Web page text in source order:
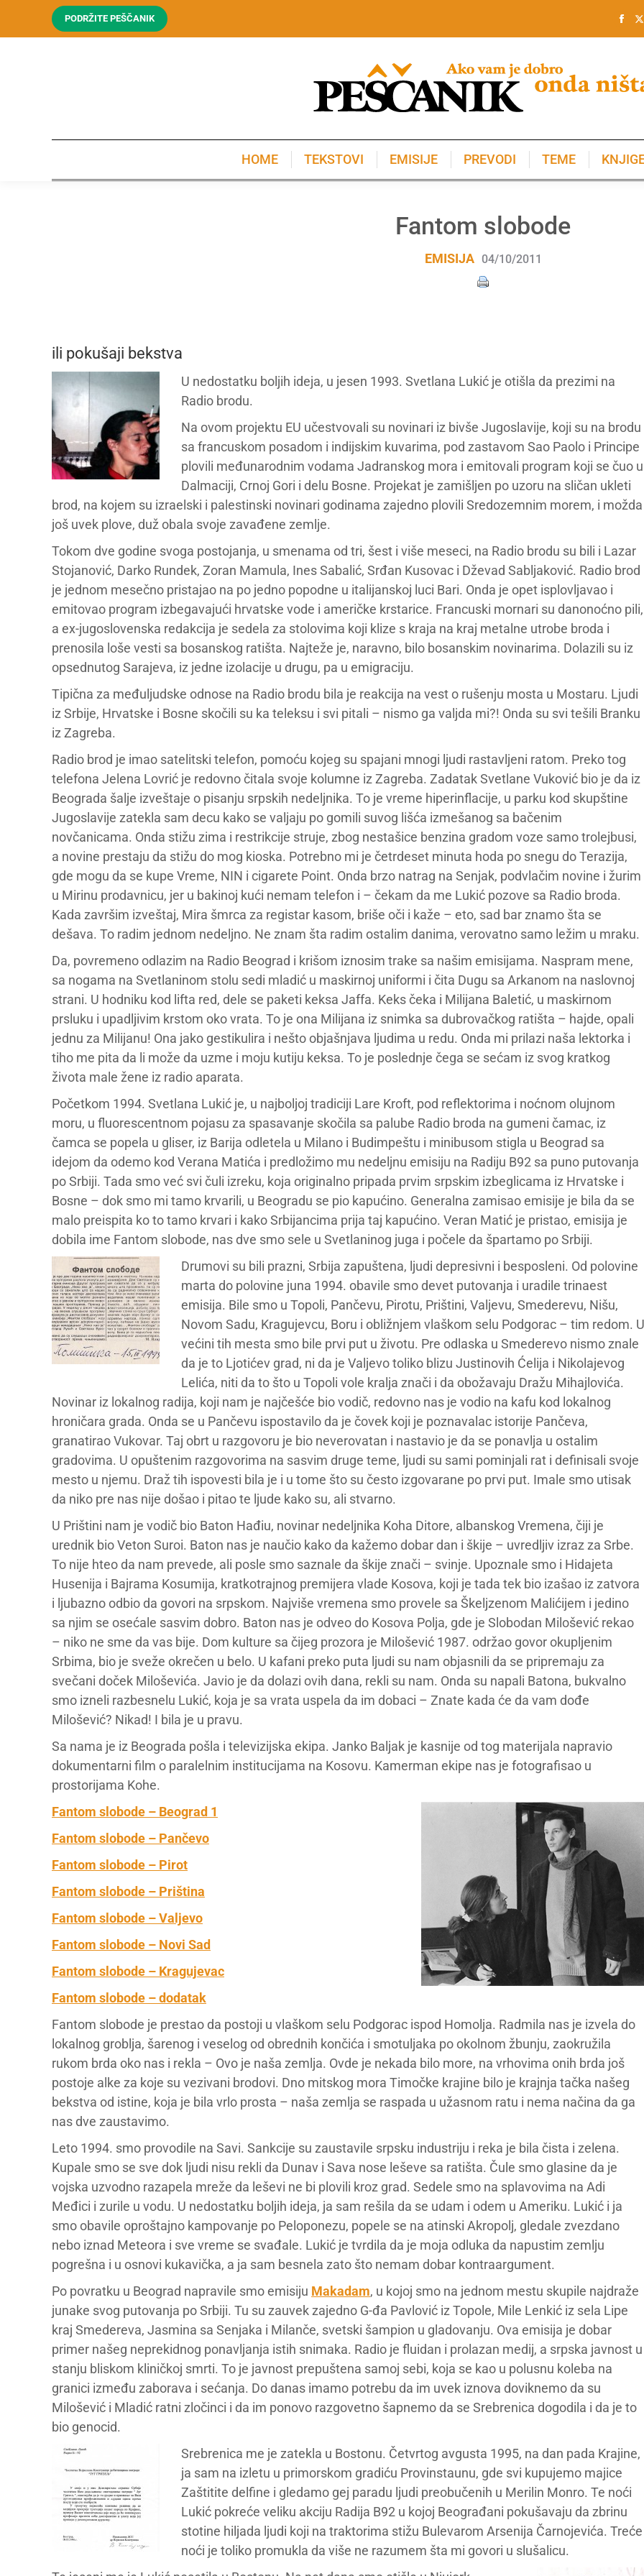
PODRŽITE PEŠČANIK
HOME TEKSTOVI EMISIJE PREVODI TEME
Fantom slobode
EMISIJA 04/10/2011
ili pokušaji bekstva
U nedostatku boljih ideja, u jesen 1993. Svetlana Lukić je otišla da prezimi na
Radio brodu.
Na ovom projektu EU učestvovali su novinari iz bivše Jugoslavije, koji su na brodu
sa francuskom posadom i indijskim kuvarima, pod zastavom Sao Paolo i Principe
plovili međunarodnim vodama Jadranskog mora i emitovali program koji se čuo u
Dalmaciji, Crnoj Gori i delu Bosne. Projekat je zamišljen po uzoru na sličan ukleti
brod, na kojem su izraelski i palestinski novinari godinama zajedno plovili Sredozemnim morem, i možda
još uvek plove, duž obala svoje zavađene zemlje.
Tokom dve godine svoga postojanja, u smenama od tri, šest i više meseci, na Radio brodu su bili i Lazar
Stojanović, Darko Rundek, Zoran Mamula, Ines Sabalić, Srđan Kusovac i Dževad Sabljaković. Radio brod
je jednom mesečno pristajao na po jedno popodne u italijanskoj luci Bari. Onda je opet isplovljavao i
emitovao program izbegavajući hrvatske vode i američke krstarice. Francuski mornari su danonoćno pili,
a ex-jugoslovenska redakcija je sedela za stolovima koji klize s kraja na kraj metalne utrobe broda i
prenosila loše vesti sa bosanskog ratišta. Najteže je, naravno, bilo bosanskim novinarima. Dolazili su iz
opsednutog Sarajeva, iz jedne izolacije u drugu, pa u emigraciju.
Tipična za međuljudske odnose na Radio brodu bila je reakcija na vest o rušenju mosta u Mostaru. Ljudi
iz Srbije, Hrvatske i Bosne skočili su ka teleksu i svi pitali – nismo ga valjda mi?! Onda su svi tešili Branku
iz Zagreba.
Radio brod je imao satelitski telefon, pomoću kojeg su spajani mnogi ljudi rastavljeni ratom. Preko tog
telefona Jelena Lovrić je redovno čitala svoje kolumne iz Zagreba. Zadatak Svetlane Vuković bio je da iz
Beograda šalje izveštaje o pisanju srpskih nedeljnika. To je vreme hiperinflacije, u parku kod skupštine
Jugoslavije zatekla sam decu kako se valjaju po gomili suvog lišća izmešanog sa bačenim
novčanicama. Onda stižu zima i restrikcije struje, zbog nestašice benzina gradom voze samo trolejbusi,
a novine prestaju da stižu do mog kioska. Potrebno mi je četrdeset minuta hoda po snegu do Terazija,
gde mogu da se kupe Vreme, NIN i cigarete Point. Onda brzo natrag na Senjak, podvlačim novine i žurim
u Mirinu prodavnicu, jer u bakinoj kući nemam telefon i – čekam da me Lukić pozove sa Radio broda.
Kada završim izveštaj, Mira šmrca za registar kasom, briše oči i kaže – eto, sad bar znamo šta se
dešava. To radim jednom nedeljno. Ne znam šta radim ostalim danima, verovatno samo ležim u mraku.
Da, povremeno odlazim na Radio Beograd i krišom iznosim trake sa našim emisijama. Naspram mene,
sa nogama na Svetlaninom stolu sedi mladić u maskirnoj uniformi i čita Dugu sa Arkanom na naslovnoj
strani. U hodniku kod lifta red, dele se paketi keksa Jaffa. Keks čeka i Milijana Baletić, u maskirnom
prsluku i upadljivim krstom oko vrata. To je ona Milijana iz snimka sa dubrovačkog ratišta – hajde, opali
jednu za Milijanu! Ona jako gestikulira i nešto objašnjava ljudima u redu. Onda mi prilazi naša lektorka i
tiho me pita da li može da uzme i moju kutiju keksa. To je poslednje čega se sećam iz svog kratkog
života male žene iz radio aparata.
Početkom 1994. Svetlana Lukić je, u najboljoj tradiciji Lare Kroft, pod reflektorima i noćnom olujnom
moru, u fluorescentnom pojasu za spasavanje skočila sa palube Radio broda na gumeni čamac, iz
čamca se popela u gliser, iz Barija odletela u Milano i Budimpeštu i minibusom stigla u Beograd sa
idejom da odemo kod Verana Matića i predložimo mu nedeljnu emisiju na Radiju B92 sa puno putovanja
po Srbiji. Tada smo već svi čuli izreku, koja originalno pripada prvim srpskim izbeglicama iz Hrvatske i
Bosne – dok smo mi tamo krvarili, u Beogradu se pio kapućino. Generalna zamisao emisije je bila da se
malo preispita ko to tamo krvari i kako Srbijancima prija taj kapućino. Veran Matić je pristao, emisija je
dobila ime Fantom slobode, nas dve smo sele u Svetlaninog juga i počele da špartamo po Srbiji.
Drumovi su bili prazni, Srbija zapuštena, ljudi depresivni i besposleni. Od polovine
marta do polovine juna 1994. obavile smo devet putovanja i uradile trinaest
emisija. Bile smo u Topoli, Pančevu, Pirotu, Prištini, Valjevu, Smederevu, Nišu,
Novom Sadu, Kragujevcu, Boru i obližnjem vlaškom selu Podgorac – tim redom. U
većini tih mesta smo bile prvi put u životu. Pre odlaska u Smederevo nismo znale
da je to Ljotićev grad, ni da je Valjevo toliko blizu Justinovih Ćelija i Nikolajevog
Lelića, niti da to što u Topoli vole kralja znači i da obožavaju Dražu Mihajlovića.
Novinar iz lokalnog radija, koji nam je najčešće bio vodič, redovno nas je vodio na kafu kod lokalnog
hroničara grada. Onda se u Pančevu ispostavilo da je čovek koji je poznavalac istorije Pančeva,
granatirao Vukovar. Taj obrt u razgovoru je bio neverovatan i nastavio je da se ponavlja u ostalim
gradovima. U opuštenim razgovorima na sasvim druge teme, ljudi su sami pominjali rat i definisali svoje
mesto u njemu. Draž tih ispovesti bila je i u tome što su često izgovarane po prvi put. Imale smo utisak
da niko pre nas nije došao i pitao te ljude kako su, ali stvarno.
U Prištini nam je vodič bio Baton Hađiu, novinar nedeljnika Koha Ditore, albanskog Vremena, čiji je
urednik bio Veton Suroi. Baton nas je naučio kako da kažemo dobar dan i škije – uvredljiv izraz za Srbe.
To nije hteo da nam prevede, ali posle smo saznale da škije znači – svinje. Upoznale smo i Hidajeta
Husenija i Bajrama Kosumija, kratkotrajnog premijera vlade Kosova, koji je tada tek bio izašao iz zatvora
i ljubazno odbio da govori na srpskom. Najviše vremena smo provele sa Škeljzenom Malićijem i jedino
sa njim se osećale sasvim dobro. Baton nas je odveo do Kosova Polja, gde je Slobodan Milošević rekao
– niko ne sme da vas bije. Dom kulture sa čijeg prozora je Milošević 1987. održao govor okupljenim
Srbima, bio je sveže okrečen u belo. U kafani preko puta ljudi su nam objasnili da se pripremaju za
svečani doček Miloševića. Javio je da dolazi ovih dana, rekli su nam. Onda su napali Batona, bukvalno
smo izneli razbesnelu Lukić, koja je sa vrata uspela da im dobaci – Znate kada će da vam dođe
Milošević? Nikad! I bila je u pravu.
Sa nama je iz Beograda pošla i televizijska ekipa. Janko Baljak je kasnije od tog materijala napravio
dokumentarni film o paralelnim institucijama na Kosovu. Kamerman ekipe nas je fotografisao u
prostorijama Kohe.
Fantom slobode – Beograd 1
Fantom slobode – Pančevo
Fantom slobode – Pirot
Fantom slobode – Priština
Fantom slobode – Valjevo
Fantom slobode – Novi Sad
Fantom slobode – Kragujevac
Fantom slobode – dodatak
Fantom slobode je prestao da postoji u vlaškom selu Podgorac ispod Homolja. Radmila nas je izvela do
lokalnog groblja, šarenog i veselog od obrednih končića i smotuljaka po okolnom žbunju, zaokružila
rukom brda oko nas i rekla – Ovo je naša zemlja. Ovde je nekada bilo more, na vrhovima onih brda još
postoje alke za koje su vezivani brodovi. Dno mitskog mora Timočke krajine bilo je krajnja tačka našeg
bekstva od istine, koja je bila vrlo prosta – naša zemlja se raspada u užasnom ratu i nema načina da ga
nas dve zaustavimo.
Leto 1994. smo provodile na Savi. Sankcije su zaustavile srpsku industriju i reka je bila čista i zelena.
Kupale smo se sve dok ljudi nisu rekli da Dunav i Sava nose leševe sa ratišta. Čule smo glasine da je
vojska uzvodno razapela mreže da leševi ne bi plovili kroz grad. Sedele smo na splavovima na Adi
Međici i zurile u vodu. U nedostatku boljih ideja, ja sam rešila da se udam i odem u Ameriku. Lukić i ja
smo obavile oproštajno kampovanje po Peloponezu, popele se na atinski Akropolj, gledale zvezdano
nebo iznad Meteora i sve vreme se svađale. Lukić je tvrdila da je moja odluka da napustim zemlju
pogrešna i u osnovi kukavička, a ja sam besnela zato što nemam dobar kontraargument.
Po povratku u Beograd napravile smo emisiju Makadam, u kojoj smo na jednom mestu skupile najdraže
junake svog putovanja po Srbiji. Tu su zauvek zajedno G-đa Pavlović iz Topole, Mile Lenkić iz sela Lipe
kraj Smedereva, Jasmina sa Senjaka i Milanče, svetski šampion u gladovanju. Ova emisija je dobar
primer našeg neprekidnog ponavljanja istih snimaka. Radio je fluidan i prolazan medij, a srpska javnost u
stanju bliskom kliničkoj smrti. To je javnost prepuštena samoj sebi, koja se kao u polusnu koleba na
granici između zaborava i sećanja. Do danas imamo potrebu da im uvek iznova doviknemo da su
Milošević i Mladić ratni zločinci i da im ponovo razgovetno šapnemo da se Srebrenica dogodila i da je to
bio genocid.
Srebrenica me je zatekla u Bostonu. Četvrtog avgusta 1995, na dan pada Krajine,
ja sam na izletu u primorskom gradiću Provinstaunu, gde svi kupujemo majice
Zaštitite delfine i gledamo gej paradu ljudi preobučenih u Merilin Monro. Te noći
Lukić pokreće veliku akciju Radija B92 u kojoj Beograđani pokušavaju da zbrinu
stotine hiljada ljudi koji na traktorima stižu Bulevarom Arsenija Čarnojevića. Treće
noći je toliko promukla da više ne razumem šta mi govori u slušalicu.